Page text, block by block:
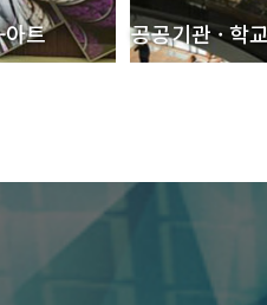
트 공공기관 · 학